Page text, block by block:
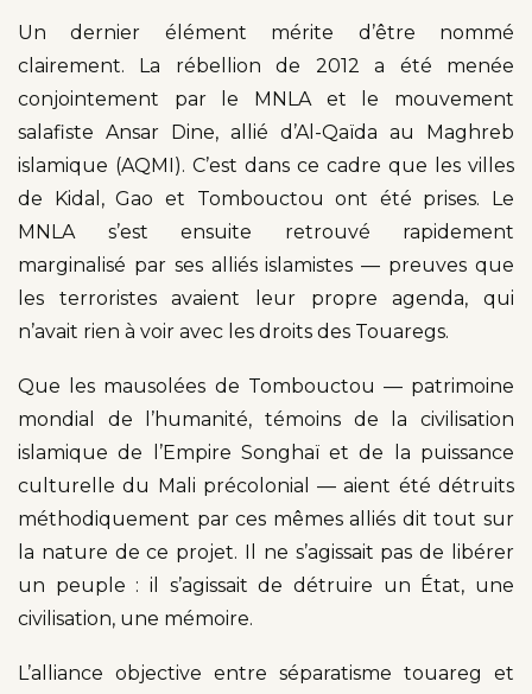
Un dernier élément mérite d’être nommé
clairement. La rébellion de 2012 a été menée
conjointement par le MNLA et le mouvement
salafiste Ansar Dine, allié d’Al-Qaïda au Maghreb
islamique (AQMI). C’est dans ce cadre que les villes
de Kidal, Gao et Tombouctou ont été prises. Le
MNLA s’est ensuite retrouvé rapidement
marginalisé par ses alliés islamistes — preuves que
les terroristes avaient leur propre agenda, qui
n’avait rien à voir avec les droits des Touaregs.
Que les mausolées de Tombouctou — patrimoine
mondial de l’humanité, témoins de la civilisation
islamique de l’Empire Songhaï et de la puissance
culturelle du Mali précolonial — aient été détruits
méthodiquement par ces mêmes alliés dit tout sur
la nature de ce projet. Il ne s’agissait pas de libérer
un peuple : il s’agissait de détruire un État, une
civilisation, une mémoire.
L’alliance objective entre séparatisme touareg et